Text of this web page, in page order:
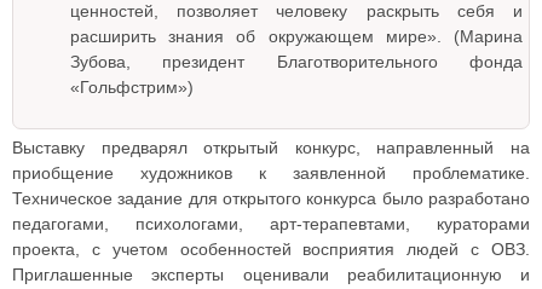
ценностей, позволяет человеку раскрыть себя и
расширить знания об окружающем мире». (Марина
Зубова, президент Благотворительного фонда
«Гольфстрим»)
Выставку предварял открытый конкурс, направленный на
приобщение художников к заявленной проблематике.
Техническое задание для открытого конкурса было разработано
педагогами, психологами, арт-терапевтами, кураторами
проекта, с учетом особенностей восприятия людей с ОВЗ.
Приглашенные эксперты оценивали реабилитационную и